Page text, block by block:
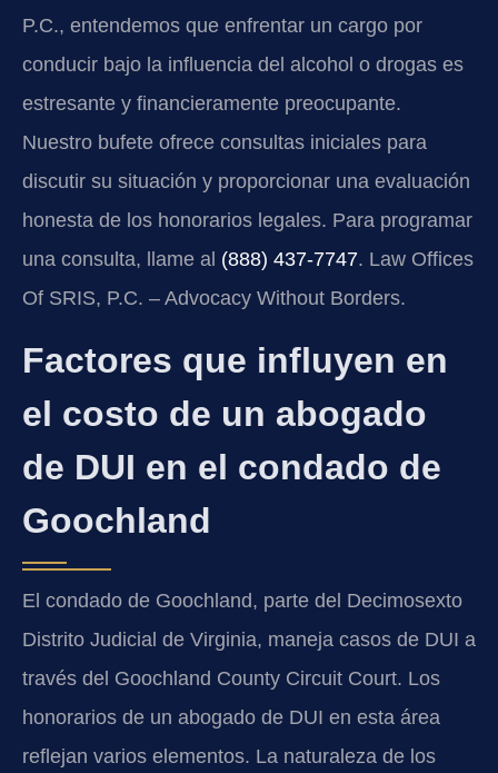
P.C., entendemos que enfrentar un cargo por
conducir bajo la influencia del alcohol o drogas es
estresante y financieramente preocupante.
Nuestro bufete ofrece consultas iniciales para
discutir su situación y proporcionar una evaluación
honesta de los honorarios legales. Para programar
una consulta, llame al (888) 437-7747. Law Offices
Of SRIS, P.C. – Advocacy Without Borders.
Factores que influyen en
el costo de un abogado
de DUI en el condado de
Goochland
El condado de Goochland, parte del Decimosexto
Distrito Judicial de Virginia, maneja casos de DUI a
través del Goochland County Circuit Court. Los
honorarios de un abogado de DUI en esta área
reflejan varios elementos. La naturaleza de los